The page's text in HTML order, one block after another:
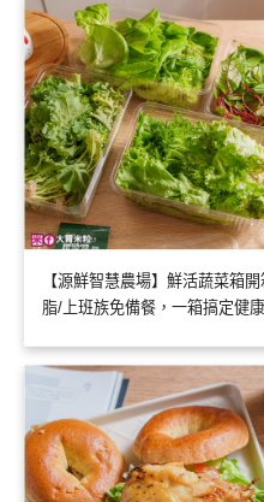
【源鮮智慧農場】鮮活蔬菜箱
脂/上班族免備餐，一箱搞定健